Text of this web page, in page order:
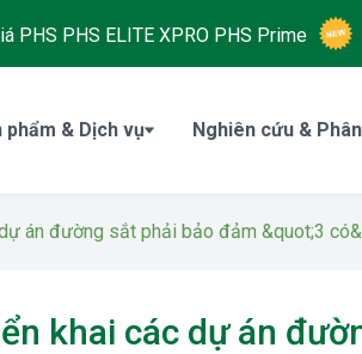
PHS PHS ELITE XPRO PHS Prime
phẩm & Dịch vụ Nghiên cứu &
án đường sắt phải bảo đảm &quot;3
khai các dự án